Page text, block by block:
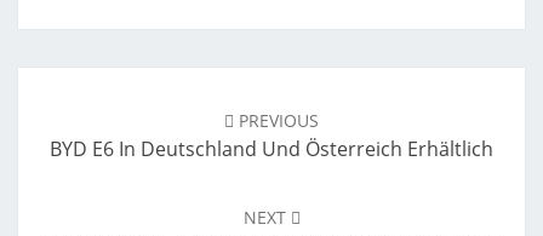
PREVIOUS
BYD E6 In Deutschland Und Österreich Erhältlich
NEXT